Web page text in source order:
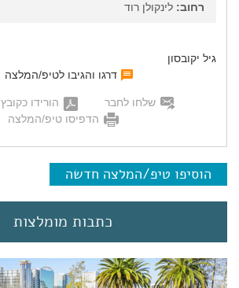
רחוב: לינקולן רוד
גיל יקובסון
דרגו והגיבו לטיפ/המלצה
שלחו לחבר
הורידו כקובץ PDF
הדפיסו טיפ/המלצה
הוסיפו טיפ/המלצה חדשה
כתבות מומלצות